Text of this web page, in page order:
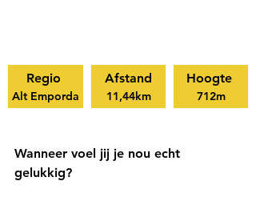
Regio
Alt Emporda
Afstand
11,44km
Hoogte
712m
Wanneer voel jij je nou echt
gelukkig?